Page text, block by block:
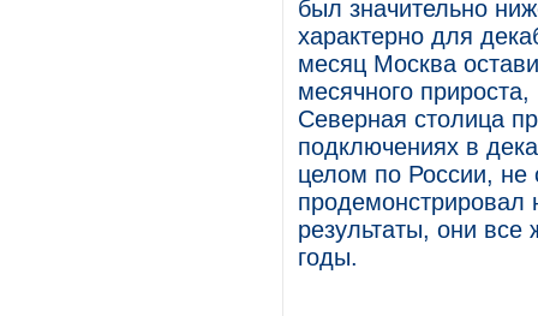
был значительно
характерно для
месяц Москва
месячного
Северная столица
подключениях в
целом по России, не
продемонстрировал
результаты, они
годы.